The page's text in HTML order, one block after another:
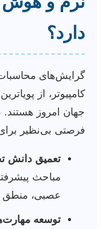
دارد؟
گرایش‌های
کامپیوتر، از
جهان امروز هستند.
فرصتی بی‌نظیر
تعمیق
مباحث
عصبی، منطق
توسعه